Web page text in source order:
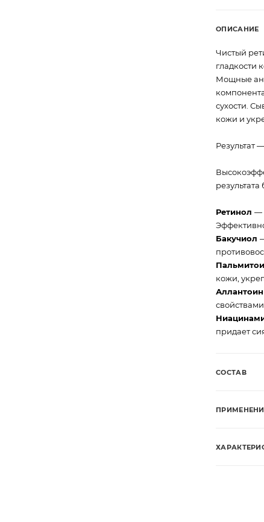
ОПИСАНИЕ
Чистый
гладкости
Мощные
сухости.
кожи и
Результат
Ретинол —
Бакучиол
кожи,
Аллантоин
свойствами.
придает
СОСТАВ